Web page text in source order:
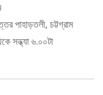
পাহাড়তলী, চট্টগ্রাম
সন্ধ্যা ৬.০০টা